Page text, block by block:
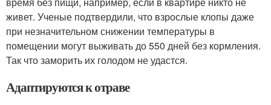
живет. Ученые подтвердили, что взрослые клопы даже
при незначительном снижении температуры в
помещении могут выживать до 550 дней без кормления.
Так что заморить их голодом не удастся.
Адаптируются к отраве